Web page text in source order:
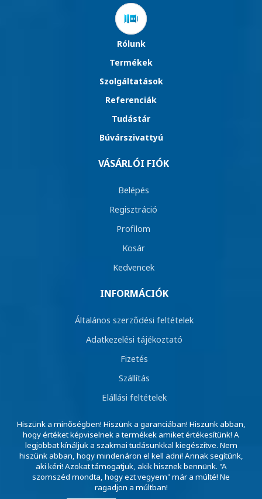
Rólunk
Termékek
Szolgáltatások
Referenciák
Tudástár
Búvárszivattyú
VÁSÁRLÓI FIÓK
Belépés
Regisztráció
Profilom
Kosár
Kedvencek
INFORMÁCIÓK
Általános szerződési feltételek
Adatkezelési tájékoztató
Fizetés
Szállítás
Elállási feltételek
Hiszünk a minőségben! Hiszünk a garanciában! Hiszünk abban,
hogy értéket képviselnek a termékek amiket értékesítünk! A
legjobbat kínáljuk a szakmai tudásunkkal kiegészítve. Nem
hiszünk abban, hogy mindenáron el kell adni! Annak segítünk,
aki kéri! Azokat támogatjuk, akik hisznek bennünk. "A
szomszéd mondta, hogy ezt vegyem" már a múlté! Ne
ragadjon a múltban!